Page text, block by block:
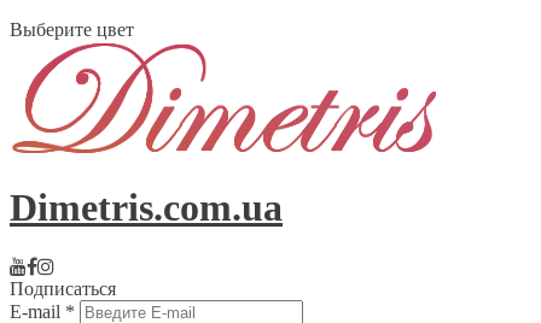
Выберите цвет
Dimetris.com.ua
Подписаться
E-mail *